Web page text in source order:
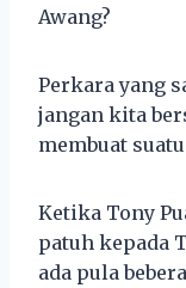
Awang?
Perkara yang
jangan kita
membuat
Ketika Tony
patuh kepada
ada pula